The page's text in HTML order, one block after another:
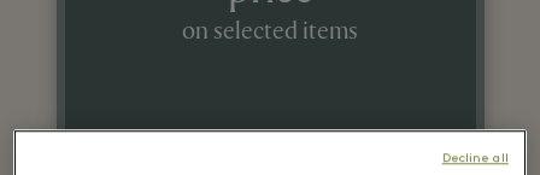
on selected items
Decline all